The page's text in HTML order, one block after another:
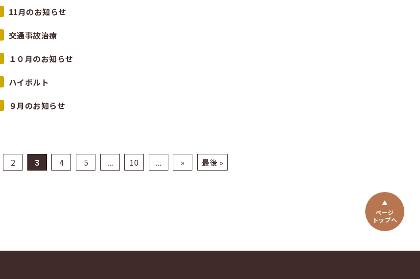
11月のお知らせ
交通事故治療
１０月のお知らせ
ハイボルト
９月のお知らせ
2 3 4 5 ... 10 ... » 最後 »
ページ
トップへ